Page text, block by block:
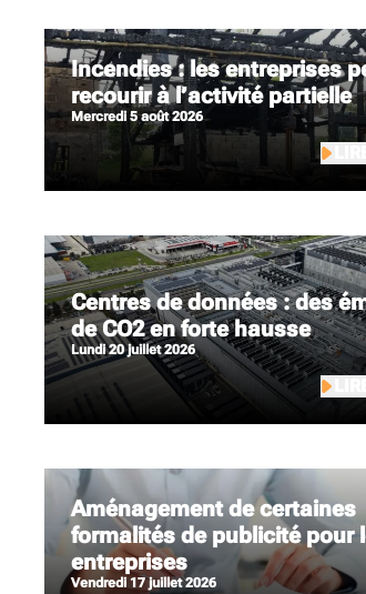
Incendies : les entreprises
recourir à l’activité partielle
mercredi 5 août 2026
Centres de données : des
de CO2 en forte hausse
lundi 20 juillet 2026
Aménagement de certaines
formalités de publicité pour
entreprises
vendredi 17 juillet 2026